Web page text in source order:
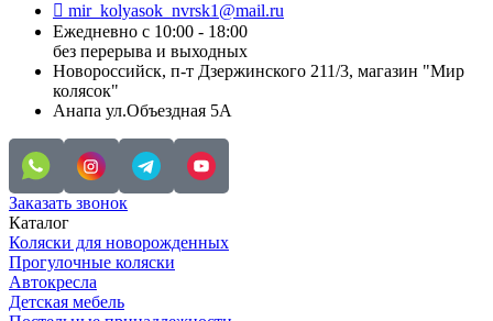
mir_kolyasok_nvrsk1@mail.ru
Ежедневно с 10:00 - 18:00
без перерыва и выходных
Новороссийск, п-т Дзержинского 211/3, магазин "Мир
колясок"
Анапа ул.Объездная 5А
Заказать звонок
Каталог
Коляски для новорожденных
Прогулочные коляски
Автокресла
Детская мебель